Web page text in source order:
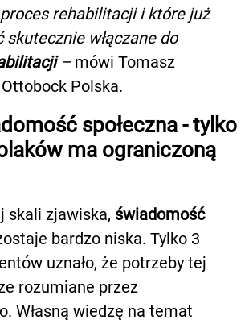
rehabilitacji i które już
skutecznie włączane do
– mówi Tomasz
Polska.
społeczna - tylko
ma ograniczoną
skali zjawiska, świadomość
bardzo niska. Tylko 3
uznało, że potrzeby tej
rozumiane przez
Własną wiedzę na temat